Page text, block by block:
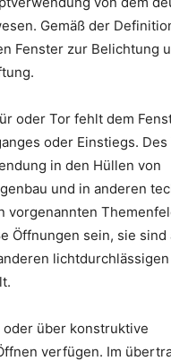
Gemäß der
Fenster zur Belichtung
oder Tor fehlt dem
oder Einstiegs. Des
in den Hüllen von
und in anderen
vorgenannten
Öffnungen sein, sie sind
lichtdurchlässigen
über konstruktive
verfügen. Im